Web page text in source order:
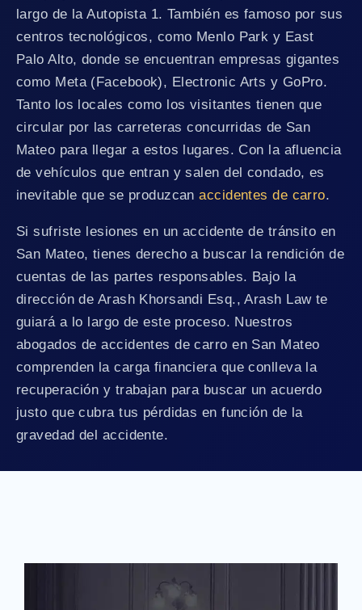
largo de la Autopista 1. También es famoso por sus
centros tecnológicos, como Menlo Park y East
Palo Alto, donde se encuentran empresas gigantes
como Meta (Facebook), Electronic Arts y GoPro.
Tanto los locales como los visitantes tienen que
circular por las carreteras concurridas de San
Mateo para llegar a estos lugares. Con la afluencia
de vehículos que entran y salen del condado, es
inevitable que se produzcanaccidentes de carro.
Si sufriste lesiones en un accidente de tránsito en
San Mateo, tienes derecho a buscar la rendición de
cuentas de las partes responsables. Bajo la
dirección de Arash Khorsandi Esq., Arash Law te
guiará a lo largo de este proceso. Nuestros
abogados de accidentes de carro en San Mateo
comprenden la carga financiera que conlleva la
recuperación y trabajan para buscar un acuerdo
justo que cubra tus pérdidas en función de la
gravedad del accidente.